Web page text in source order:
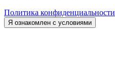
Политика конфиденциальности
Я ознакомлен с условиями